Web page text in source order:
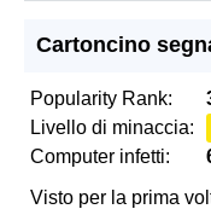
Cartoncino
Popularity Rank:
Livello di minaccia:
Computer infetti:
Visto per la prima